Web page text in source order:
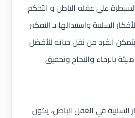
علي عقله الباطن و التحكم
السلبية واستبدالها بـالتفكير
يتمكن الفرد من نقل حياته للأفضل
بالرخاء والنجاح وتحقيق
السلبية في العقل الباطن، يكون